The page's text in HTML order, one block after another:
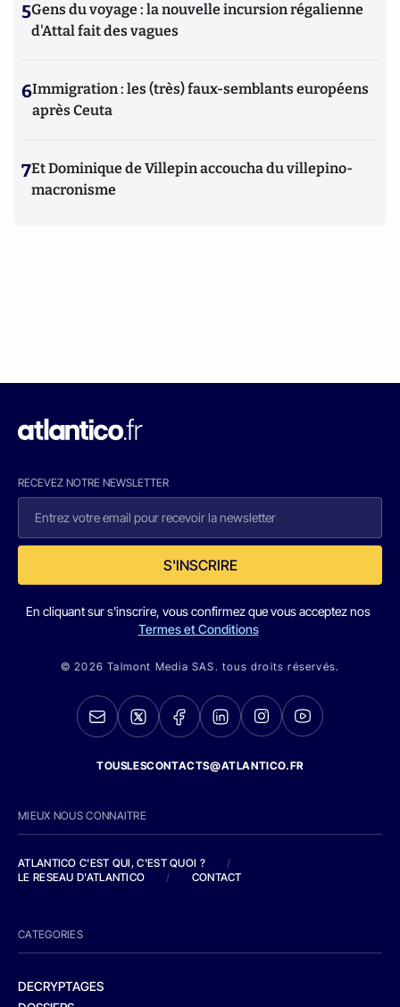
5Gens du voyage : la nouvelle incursion régalienne
d'Attal fait des vagues
6Immigration : les (très) faux-semblants européens
après Ceuta
7Et Dominique de Villepin accoucha du villepino-
macronisme
RECEVEZ NOTRE NEWSLETTER
S'INSCRIRE
En cliquant sur s'inscrire, vous confirmez que vous acceptez nos
Termes et Conditions
© 2026 Talmont Media SAS. tous droits réservés.
TOUSLESCONTACTS@ATLANTICO.FR
MIEUX NOUS CONNAITRE
ATLANTICO C'EST QUI, C'EST QUOI ?
/
LE RESEAU D'ATLANTICO
/ CONTACT
CATEGORIES
DECRYPTAGES